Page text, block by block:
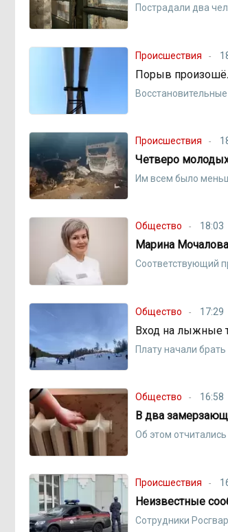
Пострадали два
Происшествия
Порыв
Происшествия
Четверо
Им всем было
Общество 18:03
Марина
Соответствующий
Общество 17:29
Вход на лыжные
Плату начали
Общество 16:58
В два
Об этом
Происшествия
Неизвестные
Сотрудники